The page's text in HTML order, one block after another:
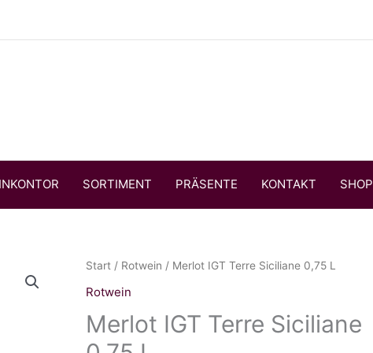
SORTIMENT PRÄSENTE KONTAKT SHOP
Start / Rotwein / Merlot IGT Terre Siciliane 0,75 L
Rotwein
Merlot IGT Terre Siciliane